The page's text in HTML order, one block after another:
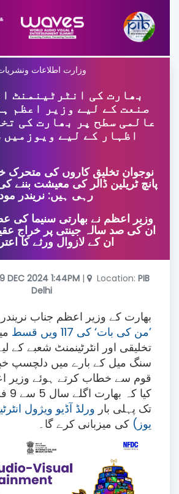
وزارت اطلاعات
بھارت کی انٹرٹینمنٹ
صنعت کے لیے وزیر اعظم
عالمی سطح پر بھارت کی
اظہار کے لیے
نوجوان تخلیق کاروں کی متحرک
پانچ ٹریلین ڈالر کی معیشت
رہی ہیں: نریندر
وزیر اعظم نے بھارتی سنیما کی
ان کی صد سالہ جینتی پر خراج
ان کے لازوال ورثے کا
DEC 2024 1:44PM | Location: PIB
Delhi
بھارت کے وزیر اعظم جناب
’من کی بات‘ کی 117 ویں قسط
تخلیقی اور انٹرٹینمنٹ شعبے کے
سنگ میل کے بارے میں دلچسپ
قوم سے خطاب کرتے ہوئے وزیر
تک پہلی بار ورلڈ آڈیو ویژول
یوز) کی میزبانی کرے گا۔